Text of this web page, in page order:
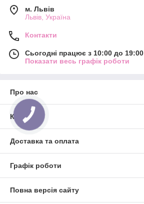
м. Львів
Львів, Україна
Контакти
Сьогодні працює з 10:00 до 19:00
Показати весь графік роботи
Про нас
Контакти
Доставка та оплата
Графік роботи
Повна версія сайту